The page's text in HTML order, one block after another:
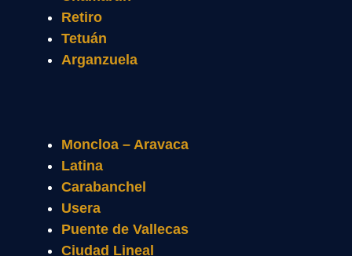
Retiro
Tetuán
Arganzuela
Moncloa – Aravaca
Latina
Carabanchel
Usera
Puente de Vallecas
Ciudad Lineal